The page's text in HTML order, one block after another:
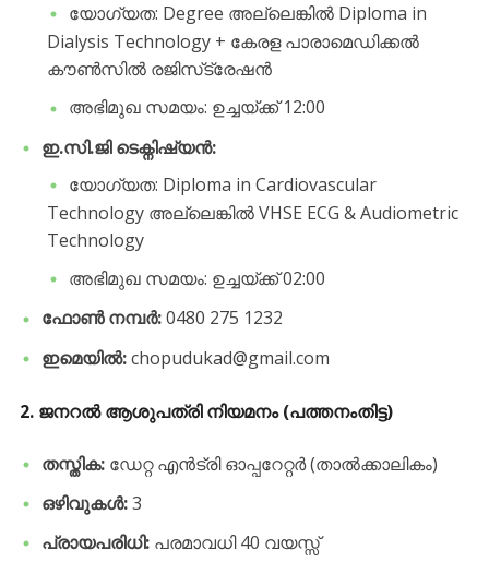
​യോഗ്യത: Degree അല്ലെങ്കിൽ Diploma in
Dialysis Technology + കേരള പാരാമെഡിക്കൽ
കൗൺസിൽ രജിസ്‌ട്രേഷൻ
​അഭിമുഖ സമയം: ഉച്ചയ്ക്ക് 12:00
ഇ.സി.ജി ടെക്നിഷ്യൻ:
​യോഗ്യത: Diploma in Cardiovascular
Technology അല്ലെങ്കിൽ VHSE ECG & Audiometric
Technology
​അഭിമുഖ സമയം: ഉച്ചയ്ക്ക് 02:00
ഫോൺ നമ്പർ:0480 275 1232
ഇമെയിൽ:chopudukad@gmail.com
​2. ജനറൽ ആശുപത്രി നിയമനം (പത്തനംതിട്ട)
തസ്തിക:ഡേറ്റ എൻട്രി ഓപ്പറേറ്റർ (താൽക്കാലികം)
ഒഴിവുകൾ:3
പ്രായപരിധി:പരമാവധി 40 വയസ്സ്